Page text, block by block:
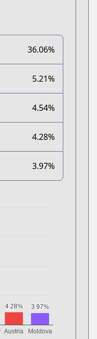
36.06%
5.21%
4.54%
4.28%
3.97%